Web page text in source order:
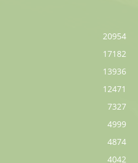
20954
17182
13936
12471
7327
4999
4874
4042